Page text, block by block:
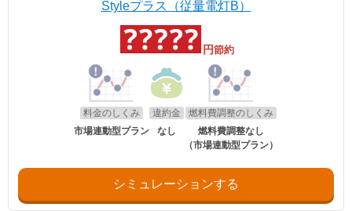
Styleプラス（従量電灯B）
円節約
料金のしくみ
市場連動型プラン
違約金
なし
燃料費調整のしくみ
燃料費調整なし
（市場連動型プラン）
シミュレーションする